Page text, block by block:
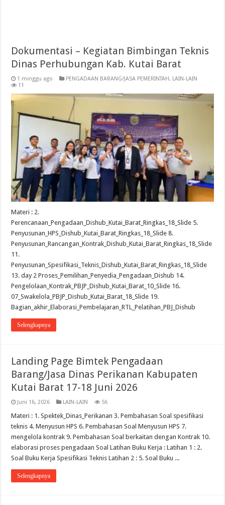
Dokumentasi – Kegiatan Bimbingan Teknis
Dinas Perhubungan Kab. Kutai Barat
1 minggu ago PENGADAAN BARANG/JASA PEMERINTAH, LAIN-LAIN
11
Materi : 2.
Perencanaan_Pengadaan_Dishub_Kutai_Barat_Ringkas_18_Slide 5.
Penyusunan_HPS_Dishub_Kutai_Barat_Ringkas_18_Slide 8.
Penyusunan_Rancangan_Kontrak_Dishub_Kutai_Barat_Ringkas_18_Slide
11.
Penyusunan_Spesifikasi_Teknis_Dishub_Kutai_Barat_Ringkas_18_Slide
13. day 2 Proses_Pemilihan_Penyedia_Pengadaan_Dishub 14.
Pengelolaan_Kontrak_PBJP_Dishub_Kutai_Barat_10_Slide 16.
07_Swakelola_PBJP_Dishub_Kutai_Barat_18_Slide 19.
Bagian_akhir_Elaborasi_Pembelajaran_RTL_Pelatihan_PBJ_Dishub
Selengkapnya
Landing Page Bimtek Pengadaan
Barang/Jasa Dinas Perikanan Kabupaten
Kutai Barat 17-18 Juni 2026
Juni 16, 2026 LAIN-LAIN 56
Materi : 1. Spektek_Dinas_Perikanan 3. Pembahasan Soal spesifikasi
teknis 4. Menyusun HPS 6. Pembahasan Soal Menyusun HPS 7.
mengelola kontrak 9. Pembahasan Soal berkaitan dengan Kontrak 10.
elaborasi proses pengadaan Soal Latihan Buku Kerja : Latihan 1 : 2.
Soal Buku Kerja Spesifikasi Teknis Latihan 2 : 5. Soal Buku ...
Selengkapnya